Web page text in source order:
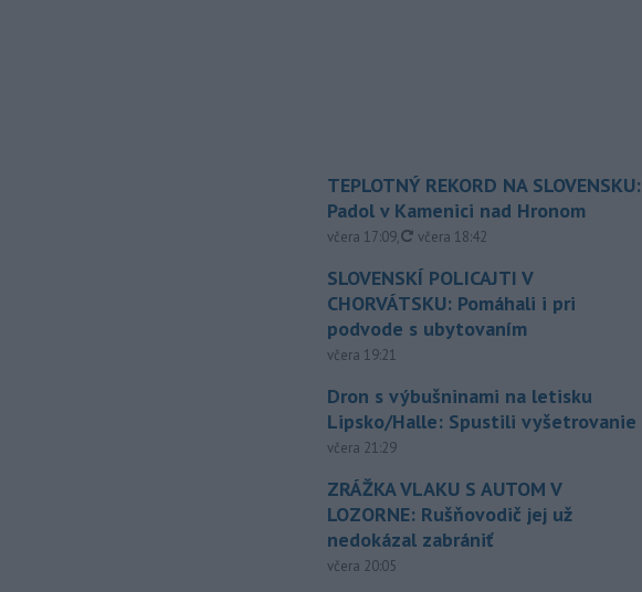
TEPLOTNÝ REKORD NA SLOVENSKU:
Padol v Kamenici nad Hronom
včera 17:09, aktualizované
včera 18:42
SLOVENSKÍ POLICAJTI V
CHORVÁTSKU: Pomáhali i pri
podvode s ubytovaním
včera 19:21
Dron s výbušninami na letisku
Lipsko/Halle: Spustili vyšetrovanie
včera 21:29
ZRÁŽKA VLAKU S AUTOM V
LOZORNE: Rušňovodič jej už
nedokázal zabrániť
včera 20:05